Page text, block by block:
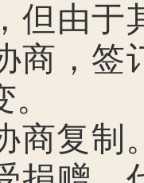
但由于
商，签
商复制